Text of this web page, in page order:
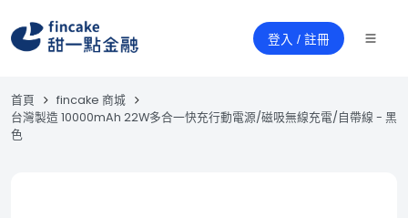
登入 / 註冊
首頁
fincake 商城
台灣製造 10000mAh 22W多合一快充行動電源/磁吸無線充電/自帶線 - 黑
色